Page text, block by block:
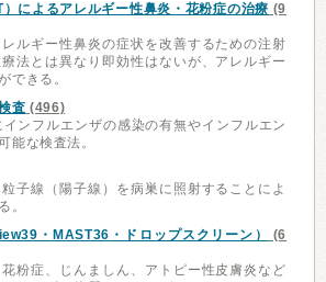
によるアレルギー性鼻炎・花粉症の治療 (9
ルギー性鼻炎の症状を改善するための注射
法とは異なり即効性はないが、アレルギー
できる。
査 (496)
ンフルエンザの感染の有無やインフルエン
能な検査法。
子線（陽子線）を病巣に照射することによ
。
・MAST36・ドロップスクリーン）
(6
粉症、じんましん、アトピー性皮膚炎など